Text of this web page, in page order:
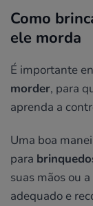
Como
ele morda
É importante
morder, para
aprenda a
Uma boa
para
suas mãos ou
adequado e